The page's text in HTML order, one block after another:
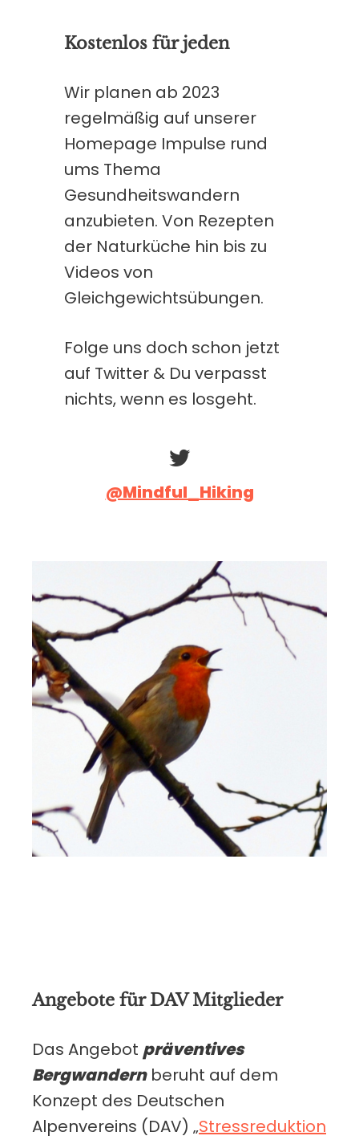
Kostenlos für jeden
Wir planen ab 2023
regelmäßig auf unserer
Homepage Impulse rund
ums Thema
Gesundheitswandern
anzubieten. Von Rezepten
der Naturküche hin bis zu
Videos von
Gleichgewichtsübungen.
Folge uns doch schon jetzt
auf Twitter & Du verpasst
nichts, wenn es losgeht.
@Mindful_Hiking
Angebote für DAV Mitglieder
Das Angebot präventives
Bergwandernberuht auf dem
Konzept des Deutschen
Alpenvereins (DAV) „Stressreduktion